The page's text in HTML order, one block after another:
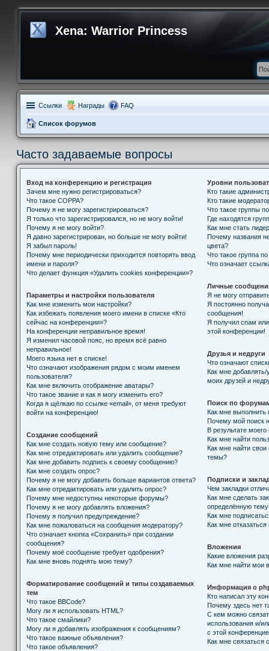
Xena: Warrior Princess
Ссылки Награды FAQ
Список форумов
Часто задаваемые вопросы
Вход на конференцию и регистрация
Зачем мне нужно регистрироваться?
Что такое COPPA?
Почему я не могу зарегистрироваться?
Я только что зарегистрировался, но не могу войти!
Почему я не могу войти?
Я давно зарегистрирован, но больше не могу войти!
Я забыл пароль!
Почему мне периодически приходится повторять ввод
имени и пароля?
Что делает функция «Удалить cookies конференции»?
Параметры и настройки пользователя
Как мне изменить мои настройки?
Как избежать появления моего имени в списке «Кто
сейчас на конференции»?
На конференции неправильное время!
Я изменил часовой пояс, но время всё равно
неправильное!
Моего языка нет в списке!
Что означают изображения рядом с моим именем
пользователя?
Как мне включить отображение аватары?
Что такое звание и как я могу изменить его?
Когда я щёлкаю по ссылке «email», от меня требуют
войти на конференцию!
Создание сообщений
Как мне создать новую тему или сообщение?
Как мне отредактировать или удалить сообщение?
Как мне добавить подпись к своему сообщению?
Как мне создать опрос?
Почему я не могу добавить больше вариантов ответа?
Как мне отредактировать или удалить опрос?
Почему мне недоступны некоторые форумы?
Почему я не могу добавлять вложения?
Почему я получил предупреждение?
Как мне пожаловаться на сообщения модератору?
Что означает кнопка «Сохранить» при создании
сообщения?
Почему моё сообщение требует одобрения?
Как мне вновь поднять мою тему?
Форматирование сообщений и типы создаваемых
тем
Что такое BBCode?
Могу ли я использовать HTML?
Что такое смайлики?
Могу ли я добавлять изображения к сообщениям?
Что такое важные объявления?
Что такое объявления?
Уровни
Кто такие
Кто такие
Что такое группы
Где находятся
Как мне стать
Почему названия
цвета?
Что такое группа
Что означает
Личные
Я не могу
Я постоянно
сообщения!
Я получил спам или
этой конференции!
Друзья и недруги
Что означают
Как мне добавлять/
моих друзей и
Поиск по
Как мне
Почему мой поиск
В результате
Как мне найти
Как мне найти
темы?
Подписки и
Чем закладки
Как мне сделать
определённую
Как мне
Как мне отказаться
Вложения
Какие вложения
Как мне найти мои
Информация о
Кто написал эту
Почему здесь нет
С кем можно
использования и/
с этой
Как мне связаться